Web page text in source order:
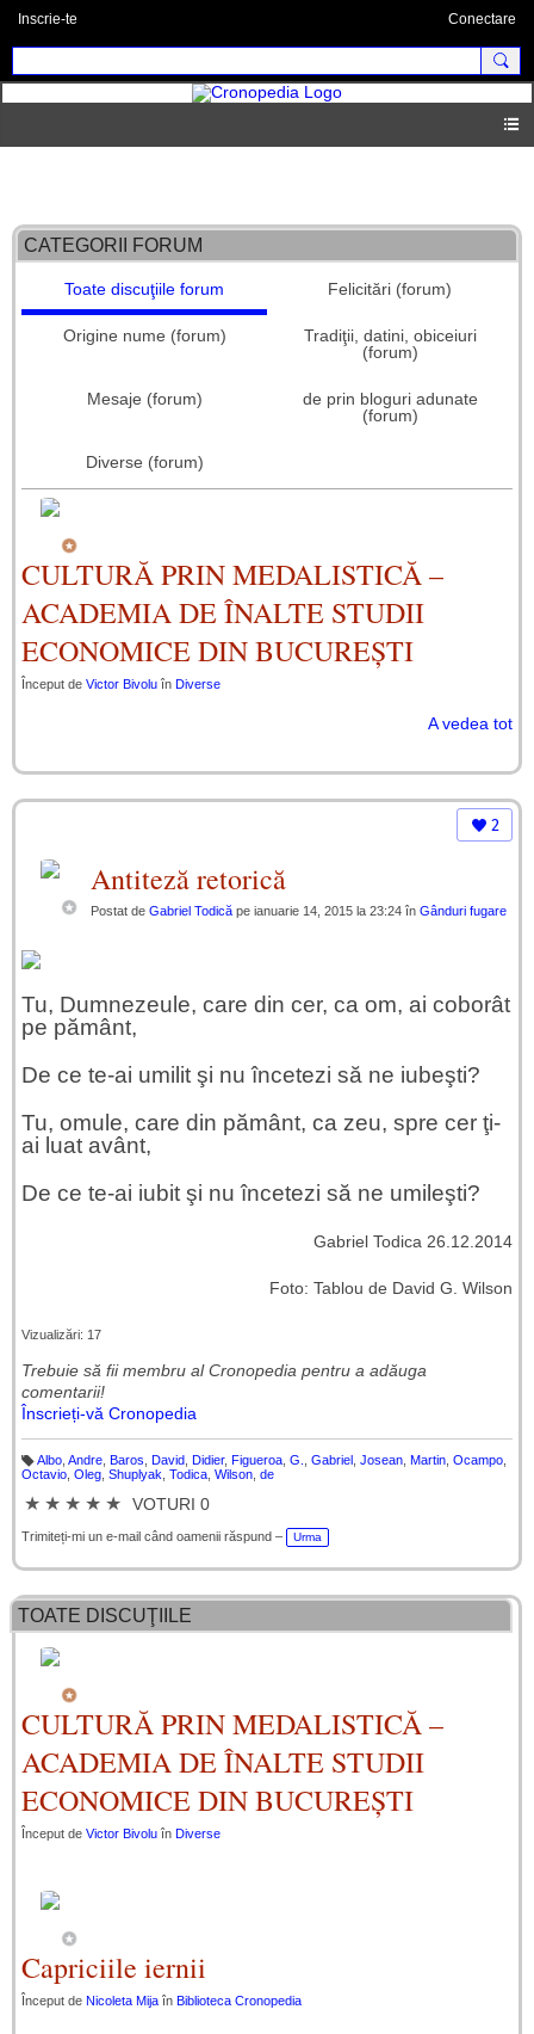
Inscrie-te Conectare
CATEGORII FORUM
Toate discuţiile forum Felicitări (forum)
Origine nume (forum)
Tradiţii, datini, obiceiuri
(forum)
Mesaje (forum)
de prin bloguri adunate
(forum)
Diverse (forum)
CULTURĂ PRIN MEDALISTICĂ –
ACADEMIA DE ÎNALTE STUDII
ECONOMICE DIN BUCUREȘTI
Început de Victor Bivolu în Diverse
A vedea tot
2
Antiteză retorică
Postat de Gabriel Todică pe ianuarie 14, 2015 la 23:24 în Gânduri fugare
Tu, Dumnezeule, care din cer, ca om, ai coborât
pe pământ,
De ce te-ai umilit şi nu încetezi să ne iubeşti?
Tu, omule, care din pământ, ca zeu, spre cer ţi-
ai luat avânt,
De ce te-ai iubit şi nu încetezi să ne umileşti?
Gabriel Todica 26.12.2014
Foto: Tablou de David G. Wilson
Vizualizări: 17
Trebuie să fii membru al Cronopedia ​​pentru a adăuga
comentarii!
Înscrieți-vă Cronopedia
Et
et
Albo, Andre, Baros David Didier, Figueroa, G. Gabriel Josean, Martin, Ocampo,
Octavio Oleg Shuplyak Todica Wilson de
★ ★ ★ ★ ★ VOTURI 0
Trimiteți-mi un e-mail când oamenii răspund – Urma
TOATE DISCUŢIILE
CULTURĂ PRIN MEDALISTICĂ –
ACADEMIA DE ÎNALTE STUDII
ECONOMICE DIN BUCUREȘTI
Început de Victor Bivolu în Diverse
Capriciile iernii
Început de Nicoleta Mija în Biblioteca Cronopedia